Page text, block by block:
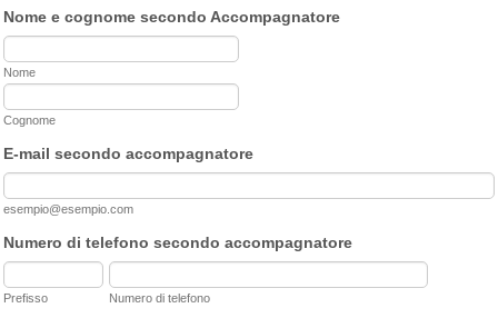
Nome e cognome secondo Accompagnatore
Nome
Cognome
E-mail secondo accompagnatore
esempio@esempio.com
Numero di telefono secondo accompagnatore
Prefisso Numero di telefono